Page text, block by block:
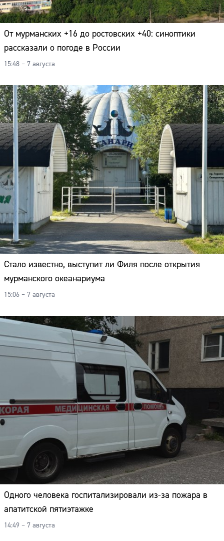
От мурманских +16 до ростовских +40: синоптики
рассказали о погоде в России
15:48 – 7 августа
Стало известно, выступит ли Филя после открытия
мурманского океанариума
15:06 – 7 августа
Одного человека госпитализировали из-за пожара в
апатитской пятиэтажке
14:49 – 7 августа